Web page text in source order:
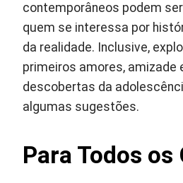
contemporâneos podem
quem se interessa por
da realidade. Inclusive,
primeiros amores, amizade
descobertas da
algumas sugestões.
Para Todos os